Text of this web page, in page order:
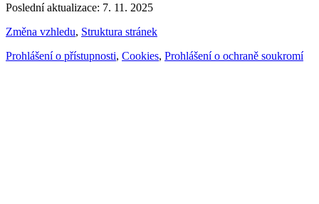
Poslední aktualizace: 7. 11. 2025
Změna vzhledu, Struktura stránek
Prohlášení o přístupnosti, Cookies, Prohlášení o ochraně soukromí